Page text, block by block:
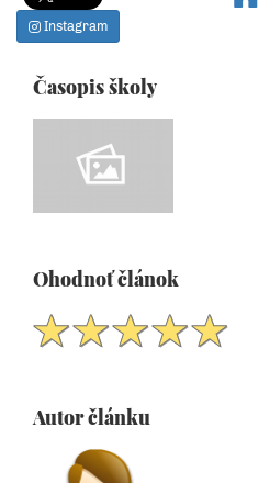
Instagram
Časopis školy
Ohodnoť článok
Autor článku